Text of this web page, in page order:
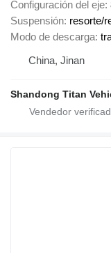
Configuración del eje
Suspensión resorte/
Modo de descarga
China, Jinan
Shandong Titan